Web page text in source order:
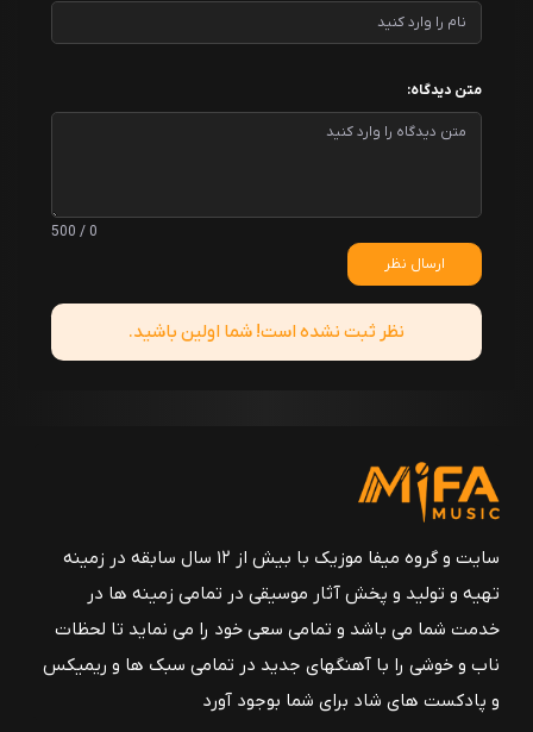
متن دیدگاه:
0 / 500
ارسال نظر
نظر ثبت نشده است! شما اولین باشید.
سایت و گروه میفا موزیک با بیش از ۱۲ سال سابقه در زمینه
تهیه و تولید و پخش آثار موسیقی در تمامی زمینه ها در
خدمت شما می باشد و تمامی سعی خود را می نماید تا لحظات
ناب و خوشی را با آهنگهای جدید در تمامی سبک ها و ریمیکس
و پادکست های شاد برای شما بوجود آورد